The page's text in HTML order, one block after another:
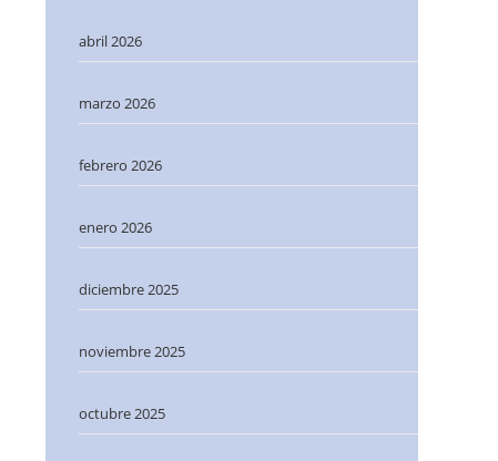
abril 2026
marzo 2026
febrero 2026
enero 2026
diciembre 2025
noviembre 2025
octubre 2025